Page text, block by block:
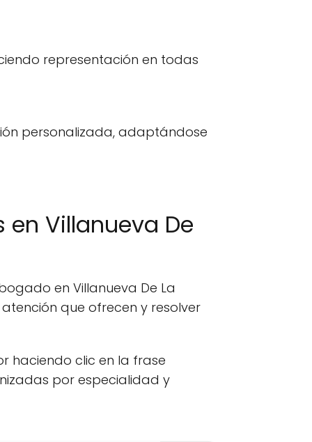
representación en todas
personalizada, adaptándose
Villanueva De
en Villanueva De La
que ofrecen y resolver
haciendo clic en la frase
por especialidad y